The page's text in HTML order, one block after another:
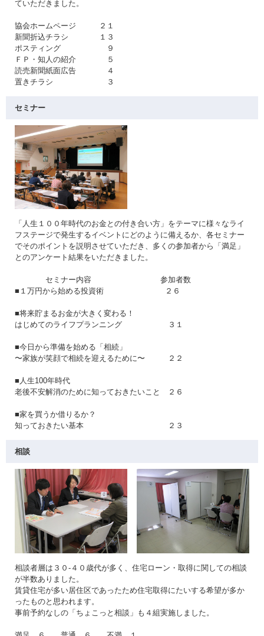
ていただきました。
協会ホームページ ２１
新聞折込チラシ １３
ポスティング ９
ＦＰ・知人の紹介 ５
読売新聞紙面広告 ４
置きチラシ ３
セミナー
「人生１００年時代のお金との付き合い方」をテーマに様々なライ
フステージで発生するイベントにどのように備えるか、各セミナー
でそのポイントを説明させていただき、多くの参加者から「満足」
とのアンケート結果をいただきました。
セミナー内容 参加者数
■１万円から始める投資術 ２６
■将来貯まるお金が大きく変わる！
はじめてのライフプランニング ３１
■今日から準備を始める「相続」
〜家族が笑顔で相続を迎えるために〜 ２２
■人生100年時代
老後不安解消のために知っておきたいこと ２６
■家を買うか借りるか？
知っておきたい基本 ２３
相談
相談者層は３０-４０歳代が多く、住宅ローン・取得に関しての相談
が半数ありました。
賃貸住宅が多い居住区であったため住宅取得にたいする希望が多か
ったものと思われます。
事前予約なしの「ちょこっと相談」も４組実施しました。